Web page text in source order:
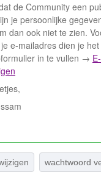
de Community een
je persoonlijke
dan ook niet te zien.
e-mailadres dien je
in te vullen →
wachtwoord